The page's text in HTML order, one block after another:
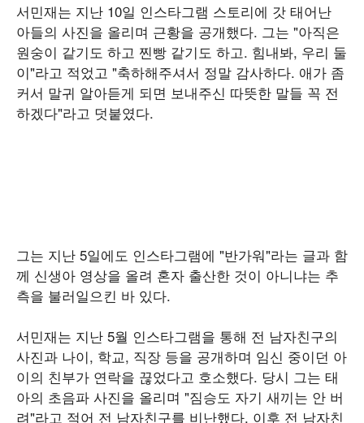
서민재는 지난 10일 인스타그램 스토리에 갓 태어난
아들의 사진을 올리며 근황을 공개했다. 그는 "아직은
원숭이 같기도 하고 찐빵 같기도 하고. 힘내봐, 우리 둘
이"라고 적었고 "축하해주셔서 정말 감사하다. 애가 좀
커서 말귀 알아듣게 되면 보내주신 따뜻한 말들 꼭 전
하겠다"라고 덧붙였다.
그는 지난 5일에도 인스타그램에 "반가워"라는 글과 함
께 신생아 영상을 올려 혼자 출산한 것이 아니냐는 추
측을 불러일으킨 바 있다.
서민재는 지난 5월 인스타그램을 통해 전 남자친구의
사진과 나이, 학교, 직장 등을 공개하며 임신 중이던 아
이의 친부가 연락을 끊었다고 호소했다. 당시 그는 태
아의 초음파 사진을 올리며 "짐승도 자기 새끼는 안 버
려"라고 적어 전 남자친구를 비난했다. 이후 전 남자친